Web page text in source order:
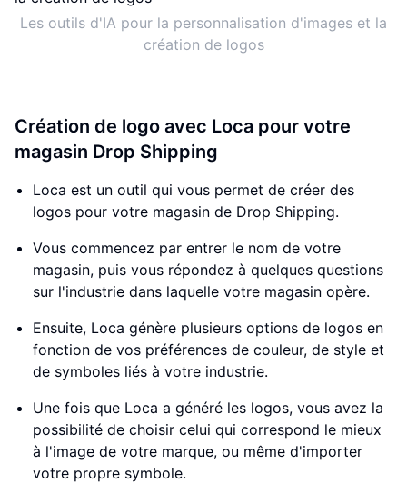
Les outils d'IA pour la personnalisation d'images et la
création de logos
Création de logo avec Loca pour votre
magasin Drop Shipping
Loca est un outil qui vous permet de créer des
logos pour votre magasin de Drop Shipping.
Vous commencez par entrer le nom de votre
magasin, puis vous répondez à quelques questions
sur l'industrie dans laquelle votre magasin opère.
Ensuite, Loca génère plusieurs options de logos en
fonction de vos préférences de couleur, de style et
de symboles liés à votre industrie.
Une fois que Loca a généré les logos, vous avez la
possibilité de choisir celui qui correspond le mieux
à l'image de votre marque, ou même d'importer
votre propre symbole.